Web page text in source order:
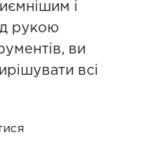
і
рукою
ви
всі